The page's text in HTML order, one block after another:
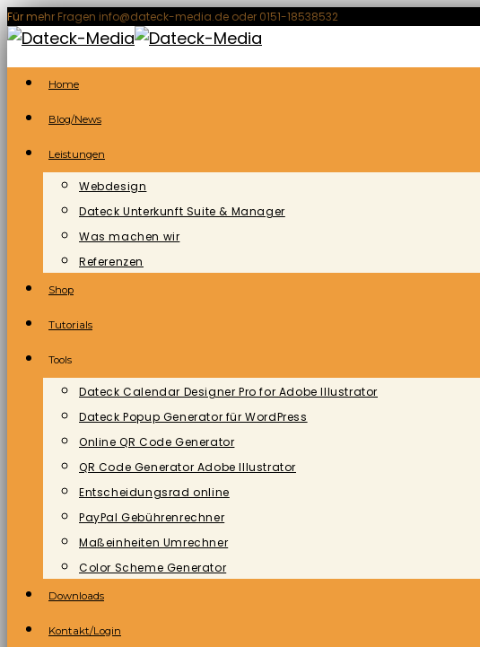
Zum
Inhalt
springen
Für mehr Fragen info@dateck-media.de oder 0151-18538532
Home
Blog/News
Leistungen
Webdesign
Dateck Unterkunft Suite & Manager
Was machen wir
Referenzen
Shop
Tutorials
Tools
Dateck Calendar Designer Pro for Adobe Illustrator
Dateck Popup Generator für WordPress
Online QR Code Generator
QR Code Generator Adobe Illustrator
Entscheidungsrad online
PayPal Gebührenrechner
Maßeinheiten Umrechner
Color Scheme Generator
Downloads
Kontakt/Login